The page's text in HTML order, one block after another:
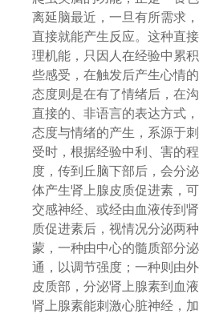
离延脑最近，一旦有所需求，
直接就能产生反应。这种直
理机能，只因人在经验中累
些感受，在触发后产生心情
态度则是在有了情绪后，在
直接的、非语言的表达方式
态度与情绪的产生，系源于
受时，根据经验中利、害的程
度，传到丘脑下部后，会分
体产生肾上腺皮质促进素，
交感神经、或经由血液传到
质促进素后，视情况分泌两
蒙，一种由中心的髓质部分
通，以调节强度；一种则由
皮质部，分泌肾上腺素到血液
肾上腺素能刺激心脏神经，